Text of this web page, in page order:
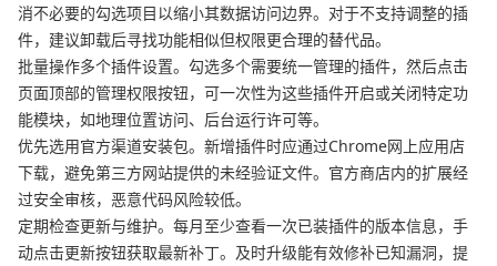
消不必要的勾选项目以缩小其数据访问边界。对于不支持调整的插
件，建议卸载后寻找功能相似但权限更合理的替代品。
批量操作多个插件设置。勾选多个需要统一管理的插件，然后点击
页面顶部的管理权限按钮，可一次性为这些插件开启或关闭特定功
能模块，如地理位置访问、后台运行许可等。
优先选用官方渠道安装包。新增插件时应通过Chrome网上应用店
下载，避免第三方网站提供的未经验证文件。官方商店内的扩展经
过安全审核，恶意代码风险较低。
定期检查更新与维护。每月至少查看一次已装插件的版本信息，手
动点击更新按钮获取最新补丁。及时升级能有效修补已知漏洞，提